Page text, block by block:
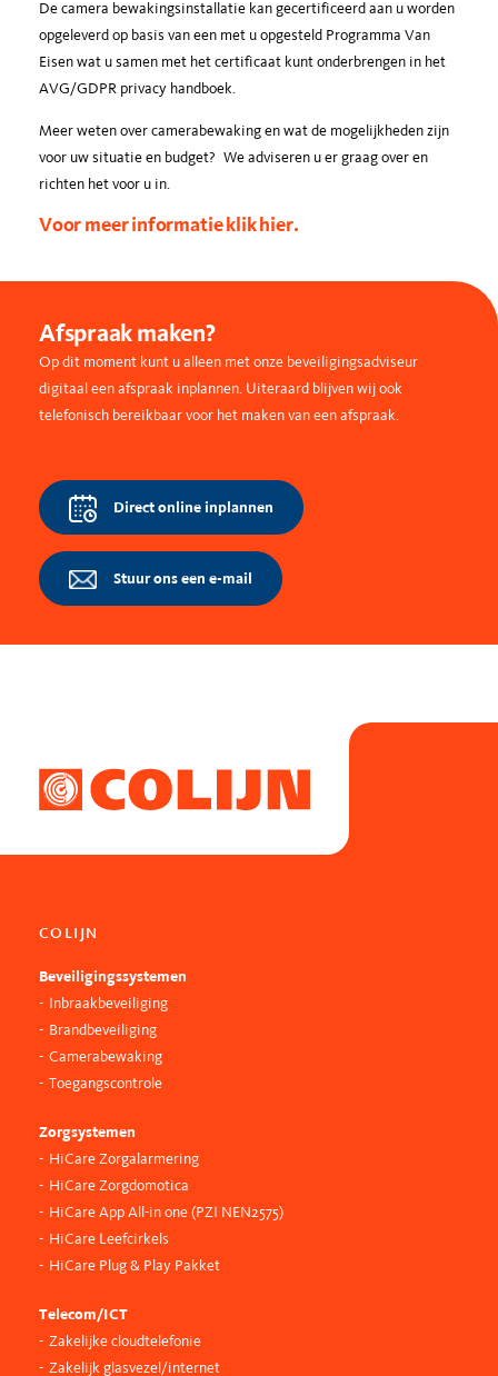
De camera bewakingsinstallatie kan gecertificeerd aan u worden
opgeleverd op basis van een met u opgesteld Programma Van
Eisen wat u samen met het certificaat kunt onderbrengen in het
AVG/GDPR privacy handboek.
Meer weten over camerabewaking en wat de mogelijkheden zijn
voor uw situatie en budget? We adviseren u er graag over en
richten het voor u in.
Voor meer informatie klik hier.
Afspraak maken?
Op dit moment kunt u alleen met onze beveiligingsadviseur
digitaal een afspraak inplannen. Uiteraard blijven wij ook
telefonisch bereikbaar voor het maken van een afspraak.
Direct online inplannen
Stuur ons een e-mail
COLIJN
Beveiligingssystemen
Inbraakbeveiliging
Brandbeveiliging
Camerabewaking
Toegangscontrole
Zorgsystemen
HiCare Zorgalarmering
HiCare Zorgdomotica
HiCare App All-in one (PZI NEN2575)
HiCare Leefcirkels
HiCare Plug & Play Pakket
Telecom/ICT
Zakelijke cloudtelefonie
Zakelijk glasvezel/internet